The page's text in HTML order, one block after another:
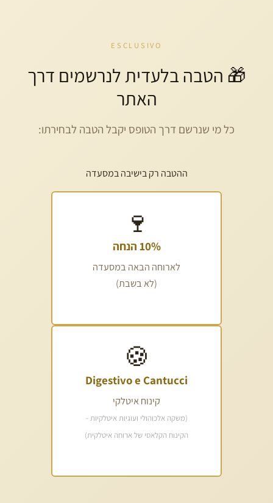
ESCLUSIVO
🎁 הטבה בלעדית לנרשמים דרך
האתר
כל מי שנרשם דרך הטופס יקבל הטבה לבחירתו:
ההטבה רק בישיבה במסעדה
🍷
10% הנחה
לארוחה הבאה במסעדה
(לא בשבת)
🍪
Digestivo e Cantucci
קינוח איטלקי
(משקה אלכוהולי ועוגיות איטלקיות -
הקינוח הקלאסי של ארוחה איטלקית)